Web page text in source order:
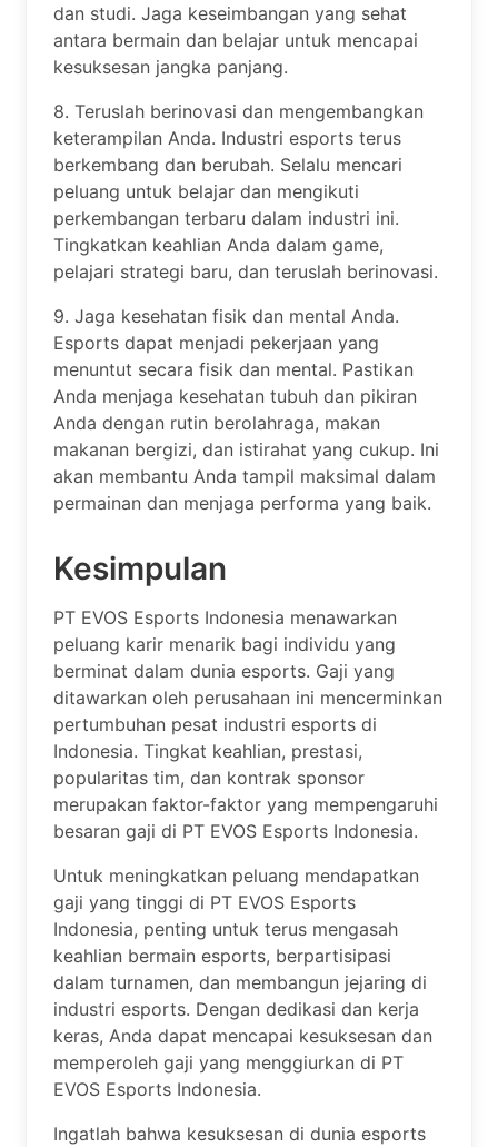
dan studi. Jaga keseimbangan yang sehat
antara bermain dan belajar untuk mencapai
kesuksesan jangka panjang.
8. Teruslah berinovasi dan mengembangkan
keterampilan Anda. Industri esports terus
berkembang dan berubah. Selalu mencari
peluang untuk belajar dan mengikuti
perkembangan terbaru dalam industri ini.
Tingkatkan keahlian Anda dalam game,
pelajari strategi baru, dan teruslah berinovasi.
9. Jaga kesehatan fisik dan mental Anda.
Esports dapat menjadi pekerjaan yang
menuntut secara fisik dan mental. Pastikan
Anda menjaga kesehatan tubuh dan pikiran
Anda dengan rutin berolahraga, makan
makanan bergizi, dan istirahat yang cukup. Ini
akan membantu Anda tampil maksimal dalam
permainan dan menjaga performa yang baik.
Kesimpulan
PT EVOS Esports Indonesia menawarkan
peluang karir menarik bagi individu yang
berminat dalam dunia esports. Gaji yang
ditawarkan oleh perusahaan ini mencerminkan
pertumbuhan pesat industri esports di
Indonesia. Tingkat keahlian, prestasi,
popularitas tim, dan kontrak sponsor
merupakan faktor-faktor yang mempengaruhi
besaran gaji di PT EVOS Esports Indonesia.
Untuk meningkatkan peluang mendapatkan
gaji yang tinggi di PT EVOS Esports
Indonesia, penting untuk terus mengasah
keahlian bermain esports, berpartisipasi
dalam turnamen, dan membangun jejaring di
industri esports. Dengan dedikasi dan kerja
keras, Anda dapat mencapai kesuksesan dan
memperoleh gaji yang menggiurkan di PT
EVOS Esports Indonesia.
Ingatlah bahwa kesuksesan di dunia esports